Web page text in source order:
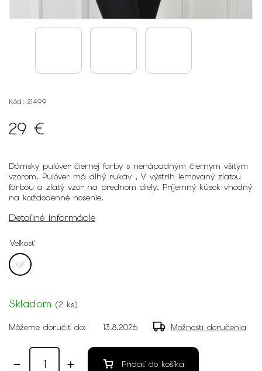
Kód: 21499
29 €
Dámsky pulóver čiernej farby s nenápadným čiernym všitým
vzorom. Pulóver má dlhý rukáv , V výstrih lemovaný zlatou
farbou a zlatý vzor na prednom diely. Príjemný kúsok vhodný
na každodenné nosenie.
Detailné informácie
Veľkosť
Skladom (2 ks)
Môžeme doručiť do: 13.8.2026 Možnosti doručenia
Pridať do košíka